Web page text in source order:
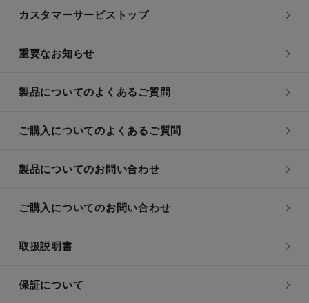
カスタマーサービストップ
重要なお知らせ
製品についてのよくあるご質問
ご購入についてのよくあるご質問
製品についてのお問い合わせ
ご購入についてのお問い合わせ
取扱説明書
保証について